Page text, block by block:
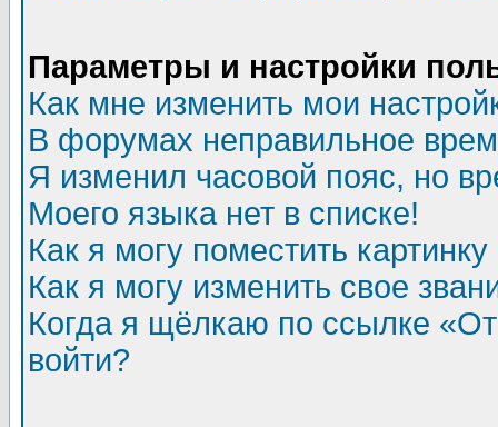
Параметры и настройки
Как мне изменить мои
В форумах неправильное
Я изменил часовой пояс, но
Моего языка нет в списке!
Как я могу поместить
Как я могу изменить свое
Когда я щёлкаю по ссылке
войти?